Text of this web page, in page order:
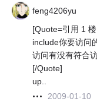
feng4206yu
[Quote=引用 1
include你要访问
访问有没有符合
[/Quote]
up..
2009-01-10